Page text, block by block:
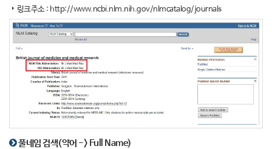
링크주소 : http://www.ncbi.nlm.nih.gov/nlmcatalog/journals
풀네임 검색(약어 -> Full Name)